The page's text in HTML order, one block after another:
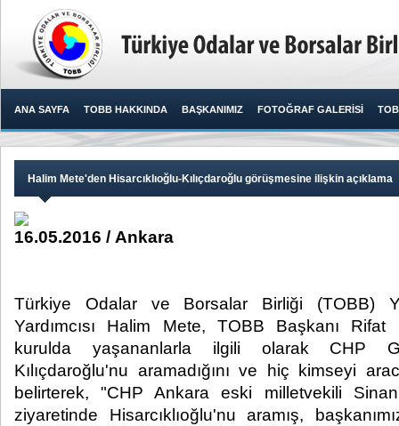
ANA SAYFA TOBB HAKKINDA BAŞKANIMIZ FOTOĞRAF GALERİSİ
Halim Mete'den Hisarcıklıoğlu-Kılıçdaroğlu görüşmesine ilişkin açıklama
16.05.2016 / Ankara
Türkiye Odalar ve Borsalar Birliği (TOBB)
Yardımcısı Halim Mete, TOBB Başkanı Rifat
kurulda yaşananlarla ilgili olarak CHP
Kılıçdaroğlu'nu aramadığını ve hiç kimseyi
belirterek, "CHP Ankara eski milletvekili Sinan
ziyaretinde Hisarcıklıoğlu'nu aramış,